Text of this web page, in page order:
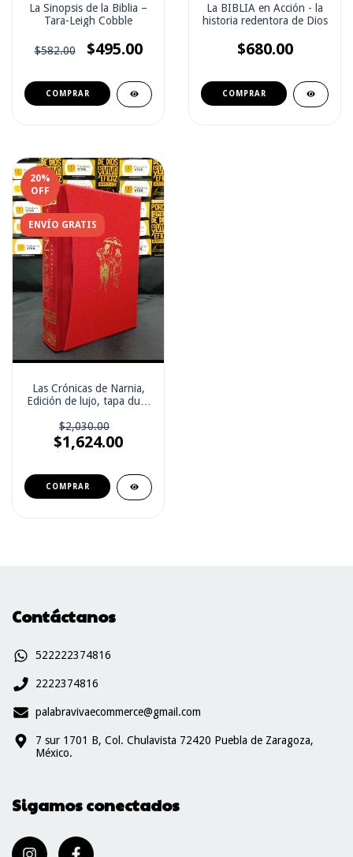
La Sinopsis de la Biblia –
Tara-Leigh Cobble
$582.00 $495.00
La BIBLIA en Acción - la
historia redentora de Dios
$680.00
20%
OFF
ENVÍO GRATIS
Las Crónicas de Narnia,
Edición de lujo, tapa dura
$2,030.00
$1,624.00
Contáctanos
522222374816
2222374816
palabravivaecommerce@gmail.com
7 sur 1701 B, Col. Chulavista 72420 Puebla de Zaragoza,
México.
Sigamos conectados